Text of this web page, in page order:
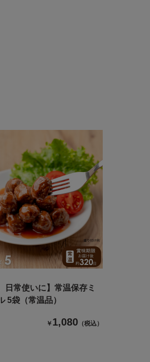
日常使いに】常温保存ミ
5袋（常温品）
￥ 1,080 （税込）